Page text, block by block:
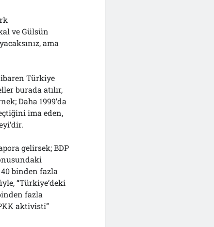
ve Gülsün
ama
Türkiye
burada atılır,
Daha 1999’da
ima eden,
gelirsek; BDP
binden fazla
“Türkiye’deki
fazla
aktivisti”